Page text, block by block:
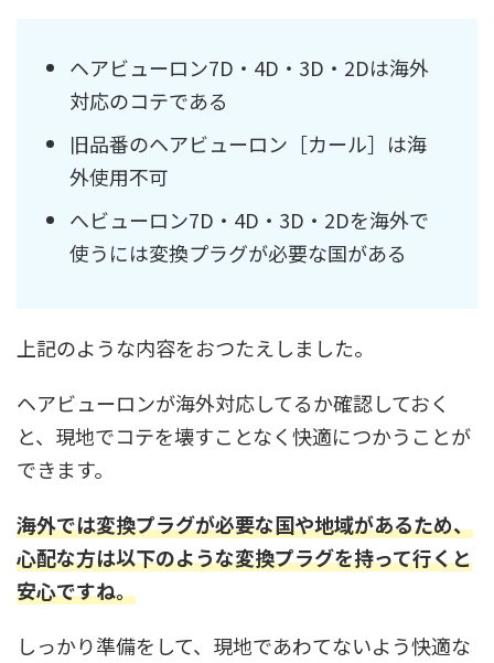
ヘアビューロン7D・4D・3D・2Dは海外
対応のコテである
旧品番のヘアビューロン［カール］は海
外使用不可
へビューロン7D・4D・3D・2Dを海外で
使うには変換プラグが必要な国がある
上記のような内容をおつたえしました。
ヘアビューロンが海外対応してるか確認しておく
と、現地でコテを壊すことなく快適につかうことが
できます。
海外では変換プラグが必要な国や地域があるため、
心配な方は以下のような変換プラグを持って行くと
安心ですね。
しっかり準備をして、現地であわてないよう快適な